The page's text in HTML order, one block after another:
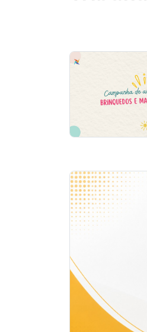
Notícias
em
Destaque